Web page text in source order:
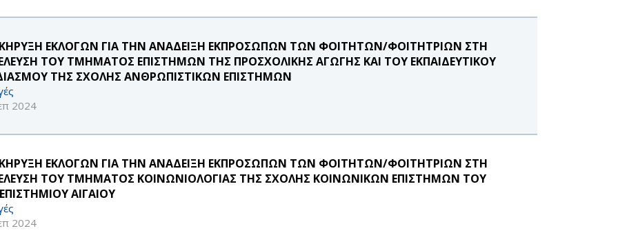
ΕΚΛΟΓΩΝ ΓΙΑ ΤΗΝ ΑΝΑΔΕΙΞΗ ΕΚΠΡΟΣΩΠΩΝ ΤΩΝ ΦΟΙΤΗΤΩΝ/ΦΟΙΤΗΤΡΙΩΝ ΣΤΗ
ΤΟΥ ΤΜΗΜΑΤΟΣ ΕΠΙΣΤΗΜΩΝ ΤΗΣ ΠΡΟΣΧΟΛΙΚΗΣ ΑΓΩΓΗΣ ΚΑΙ ΤΟΥ ΕΚΠΑΙΔΕΥΤΙΚΟΥ
ΤΗΣ ΣΧΟΛΗΣ ΑΝΘΡΩΠΙΣΤΙΚΩΝ ΕΠΙΣΤΗΜΩΝ
2024
ΕΚΛΟΓΩΝ ΓΙΑ ΤΗΝ ΑΝΑΔΕΙΞΗ ΕΚΠΡΟΣΩΠΩΝ ΤΩΝ ΦΟΙΤΗΤΩΝ/ΦΟΙΤΗΤΡΙΩΝ ΣΤΗ
ΤΟΥ ΤΜΗΜΑΤΟΣ ΚΟΙΝΩΝΙΟΛΟΓΙΑΣ ΤΗΣ ΣΧΟΛΗΣ ΚΟΙΝΩΝΙΚΩΝ ΕΠΙΣΤΗΜΩΝ ΤΟΥ
ΑΙΓΑΙΟΥ
2024